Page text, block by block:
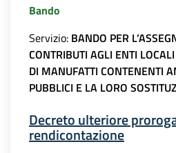
Bando
Servizio: BANDO PER
CONTRIBUTI AGLI ENTI
DI MANUFATTI CONTENENTI
PUBBLICI E LA LORO
Decreto ulteriore
rendicontazione